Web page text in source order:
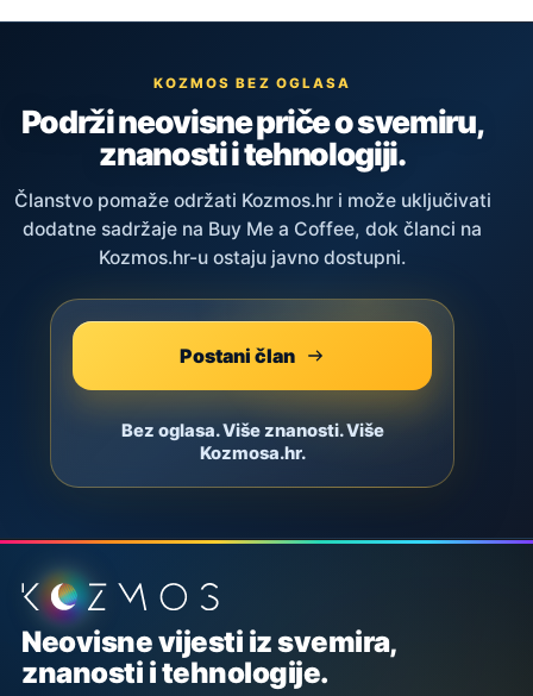
KOZMOS BEZ OGLASA
Podrži neovisne priče o svemiru,
znanosti i tehnologiji.
Članstvo pomaže održati Kozmos.hr i može uključivati
dodatne sadržaje na Buy Me a Coffee, dok članci na
Kozmos.hr-u ostaju javno dostupni.
Postani član
Bez oglasa. Više znanosti. Više
Kozmosa.hr.
Podnožje stranice
Neovisne vijesti iz svemira,
znanosti i tehnologije.